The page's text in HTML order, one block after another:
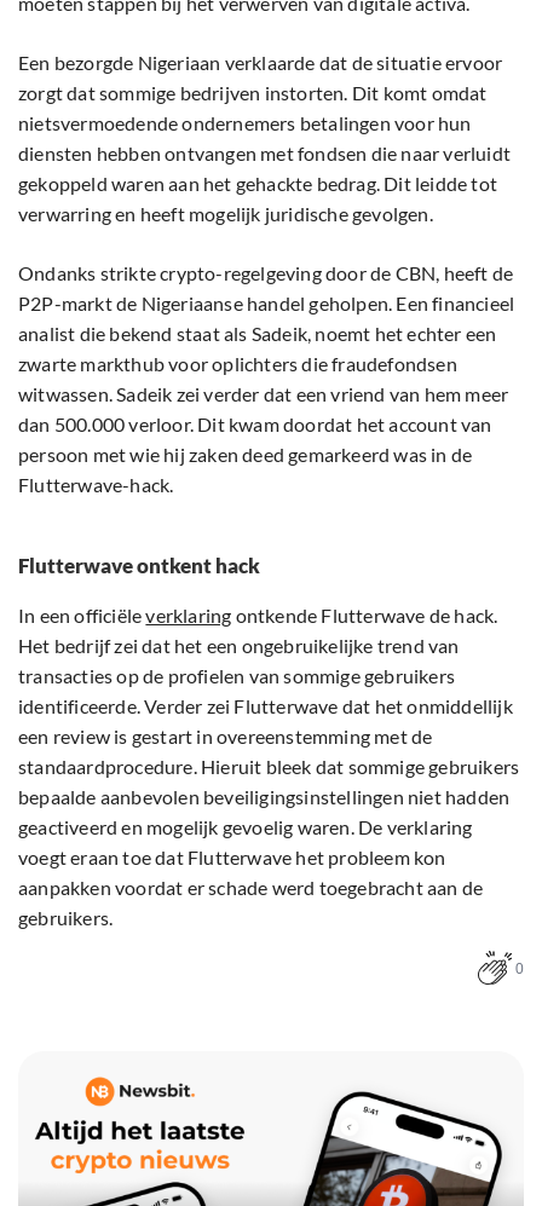
Een bezorgde Nigeriaan verklaarde dat de situatie ervoor
zorgt dat sommige bedrijven instorten. Dit komt omdat
nietsvermoedende ondernemers betalingen voor hun
diensten hebben ontvangen met fondsen die naar verluidt
gekoppeld waren aan het gehackte bedrag. Dit leidde tot
verwarring en heeft mogelijk juridische gevolgen.
Ondanks strikte crypto-regelgeving door de CBN, heeft de
P2P-markt de Nigeriaanse handel geholpen. Een financieel
analist die bekend staat als Sadeik, noemt het echter een
zwarte markthub voor oplichters die fraudefondsen
witwassen. Sadeik zei verder dat een vriend van hem meer
dan 500.000 verloor. Dit kwam doordat het account van
persoon met wie hij zaken deed gemarkeerd was in de
Flutterwave-hack.
Flutterwave ontkent hack
In een officiëleverklaring ontkende Flutterwave de hack.
Het bedrijf zei dat het een ongebruikelijke trend van
transacties op de profielen van sommige gebruikers
identificeerde. Verder zei Flutterwave dat het onmiddellijk
een review is gestart in overeenstemming met de
standaardprocedure. Hieruit bleek dat sommige gebruikers
bepaalde aanbevolen beveiligingsinstellingen niet hadden
geactiveerd en mogelijk gevoelig waren. De verklaring
voegt eraan toe dat Flutterwave het probleem kon
aanpakken voordat er schade werd toegebracht aan de
gebruikers.
0